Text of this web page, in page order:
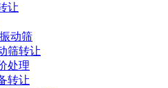
让
动筛
筛转让
处理
转让